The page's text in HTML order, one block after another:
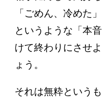
「ごめん、冷めた
というような「本
けて終わりにさせ
ょう。
それは無粋というも